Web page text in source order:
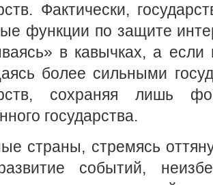
Фактически,
функции по защите
в кавычках, а если
более сильными
сохраняя лишь
государства.
страны, стремясь
событий,